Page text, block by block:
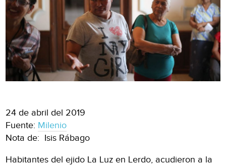
24 de abril del 2019
Fuente: Milenio
Nota de: Isis Rábago
Habitantes del ejido La Luz en Lerdo, acudieron a la